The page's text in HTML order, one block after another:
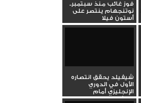
فوز غائب منذ سبتمبر..
نوتنجهام ينتصر على
أستون فيلا
شيفيلد يحقق انتصاره
الأول في الدوري
الإنجليزي أمام
وولفرهامبتون